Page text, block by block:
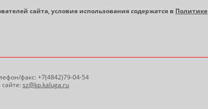
сайта, условия использования содержатся в Политике
факс: +7(4842)79-04-54
sz@kp.kaluga.ru